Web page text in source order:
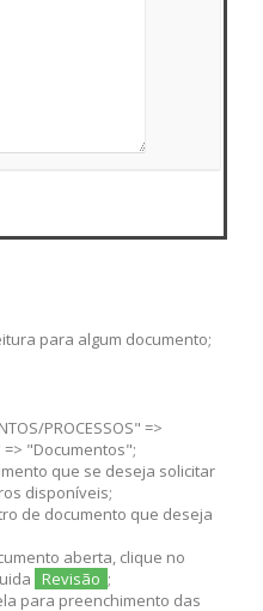
para algum documento;
PROCESSOS" =>
"Documentos";
que se deseja solicitar
disponíveis;
de documento que deseja
aberta, clique no
Revisão ;
para preenchimento das